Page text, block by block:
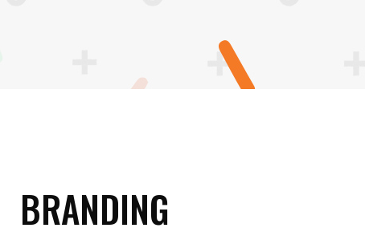
BRANDING